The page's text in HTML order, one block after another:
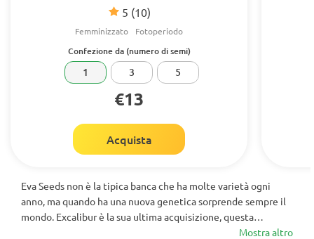
5 (10)
Femminizzato Fotoperiodo
Confezione da (numero di semi)
1 3 5
€13
Acquista
Eva Seeds non è la tipica banca che ha molte varietà ogni
anno, ma quando ha una nuova genetica sorprende sempre il
mondo. Excalibur è la sua ultima acquisizione, questa
marijuana femminizzata nella sua breve carriera ha giàMostra altro